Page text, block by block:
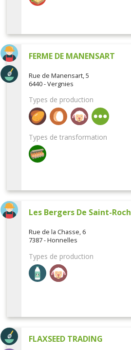
FERME DE MANENSART
Rue de Manensart, 5
6440 - Vergnies
Types de production
Types de transformation
Les Bergers De Saint-Roch
Rue de la Chasse, 6
7387 - Honnelles
Types de production
FLAXSEED TRADING